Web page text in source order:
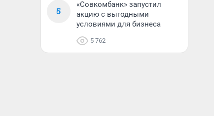
5
«Совкомбанк» запустил
акцию с выгодными
условиями для бизнеса
5 762